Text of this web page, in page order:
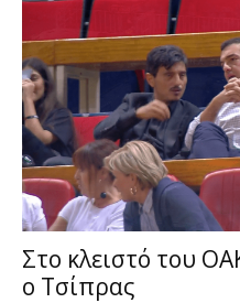
Στο κλειστό του
ο Τσίπρας